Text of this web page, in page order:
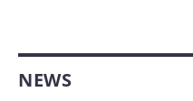
NEWS